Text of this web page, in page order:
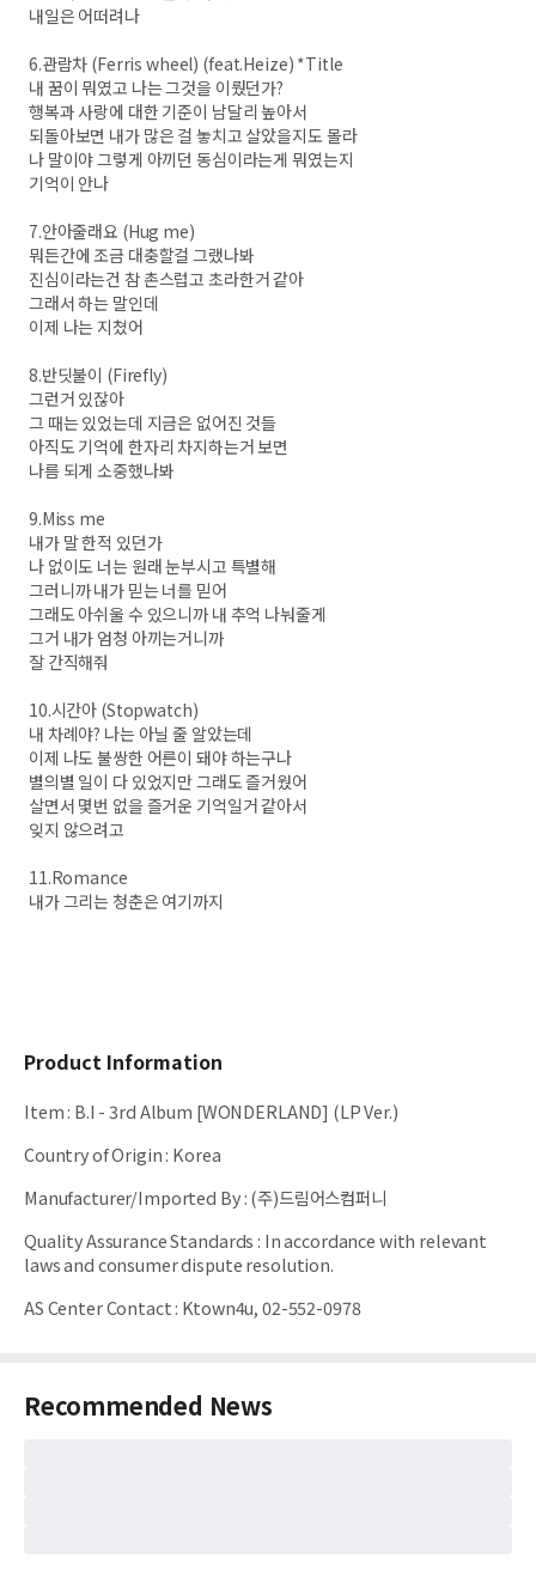
내일은 어떠려나
6.관람차 (Ferris wheel) (feat.Heize) *Title
내 꿈이 뭐였고 나는 그것을 이뤘던가?
행복과 사랑에 대한 기준이 남달리 높아서
되돌아보면 내가 많은 걸 놓치고 살았을지도 몰라
나 말이야 그렇게 아끼던 동심이라는게 뭐였는지
기억이 안나
7.안아줄래요 (Hug me)
뭐든간에 조금 대충할걸 그랬나봐
진심이라는건 참 촌스럽고 초라한거 같아
그래서 하는 말인데
이제 나는 지쳤어
8.반딧불이 (Firefly)
그런거 있잖아
그 때는 있었는데 지금은 없어진 것들
아직도 기억에 한자리 차지하는거 보면
나름 되게 소중했나봐
9.Miss me
내가 말 한적 있던가
나 없이도 너는 원래 눈부시고 특별해
그러니까 내가 믿는 너를 믿어
그래도 아쉬울 수 있으니까 내 추억 나눠줄게
그거 내가 엄청 아끼는거니까
잘 간직해줘
10.시간아 (Stopwatch)
내 차례야? 나는 아닐 줄 알았는데
이제 나도 불쌍한 어른이 돼야 하는구나
별의별 일이 다 있었지만 그래도 즐거웠어
살면서 몇번 없을 즐거운 기억일거 같아서
잊지 않으려고
11.Romance
내가 그리는 청춘은 여기까지
Product Information
Item: B.I - 3rd Album [WONDERLAND] (LP Ver.)
Country of Origin: Korea
Manufacturer/Imported By:(주)드림어스컴퍼니
Quality Assurance Standards : In accordance with relevant
laws and consumer dispute resolution.
AS Center Contact: Ktown4u, 02-552-0978
Recommended News